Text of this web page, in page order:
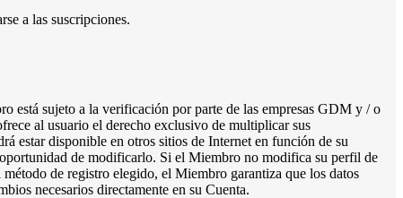
a las suscripciones.
está sujeto a la verificación por parte de las empresas GDM y / o
al usuario el derecho exclusivo de multiplicar sus
estar disponible en otros sitios de Internet en función de su
de modificarlo. Si el Miembro no modifica su perfil de
de registro elegido, el Miembro garantiza que los datos
necesarios directamente en su Cuenta.